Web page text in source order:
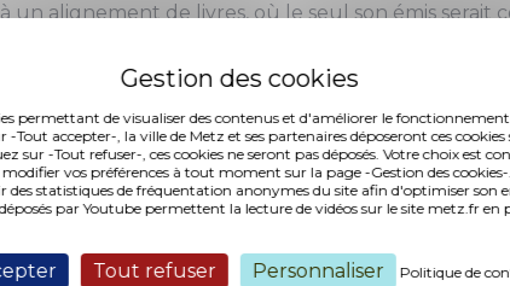
permettant de visualiser des contenus et d'améliorer le
Tout accepter-, la ville de Metz et ses partenaires déposeront ces
sur -Tout refuser-, ces cookies ne seront pas déposés. Votre choix est
vos préférences à tout moment sur la page -Gestion des cookies-.
statistiques de fréquentation anonymes du site afin d'optimiser son
par Youtube permettent la lecture de vidéos sur le site metz.fr en
Tout refuser Personnaliser Politique de
un alignement de livres, où le seul son émis serait
le papier y trône en roi puissant : au Pontiffroy, les
Bernard-Marie Koltès ; à la surface, les romans de
2017) ne vont plus tarder à apparaître sur les
bibliothèques du réseau, où les amateurs de
également leur bonheur. Et sans bourse délier
l’emprunt. «Nous avons nos habitués qui,